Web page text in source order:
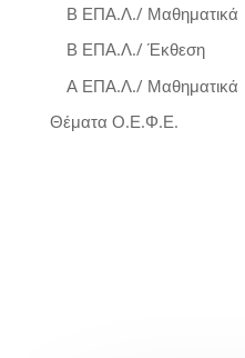
Β ΕΠΑ.Λ./ Μαθηματικά
Β ΕΠΑ.Λ./ Έκθεση
Α ΕΠΑ.Λ./ Μαθηματικά
Θέματα Ο.Ε.Φ.Ε.